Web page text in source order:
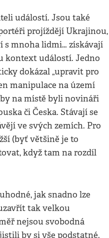
událostí. Jsou také
projíždějí Ukrajinou,
s mnoha lidmi… získávají
kontext událostí. Jedno
dokázal „upravit pro
manipulace na území
na místě byli novináři
či Česka. Stávají se
ve svých zemích. Pro
(byť většině je to
když tam na rozdíl
jak snadno lze
tak velkou
nejsou svobodná
by si vše podstatné.